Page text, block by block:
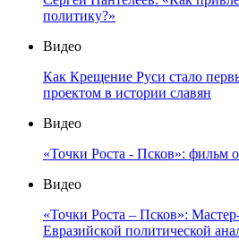
политику?»
Видео
Как Крещение Руси стало
проектом в истории славян
Видео
«Точки Роста - Псков»: фильм
Видео
«Точки Роста – Псков»:
Евразийской политической